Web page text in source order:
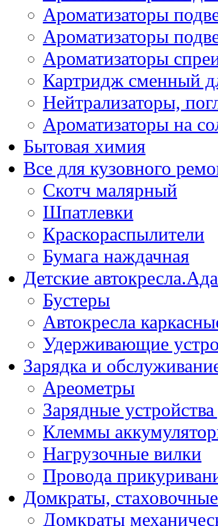
Ароматизаторы
Ароматизаторы
Ароматизаторы
Картридж сменный
Нейтрализаторы,
Ароматизаторы на
Бытовая химия
Все для кузовного
Скотч малярный
Шпатлевки
Краскораспылители
Бумага наждачная
Детские
Бустеры
Автокресла
Удерживающие
Зарядка и
Ареометры
Зарядные
Клеммы
Нагрузочные вилки
Провода
Домкраты,
Домкраты